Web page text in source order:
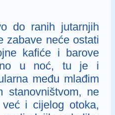
do ranih jutarnjih
zabave neće ostati
kafiće i barove
u noć, tu je i
među mlađim
stanovništvom, ne
i cijelog otoka,